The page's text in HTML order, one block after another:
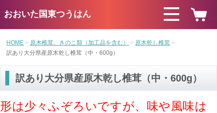
おおいた国東つうはん
HOME 原木椎茸、きのこ類（加工品を含む）
原木乾し椎茸
訳あり大分県産原木乾し椎茸（中・600g）
訳あり大分県産原木乾し椎茸（中・600g）
形は少々ふぞろいですが、味や風味は